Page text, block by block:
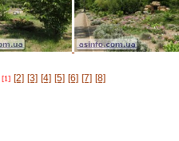
[1] [2] [3] [4] [5] [6] [7] [8]